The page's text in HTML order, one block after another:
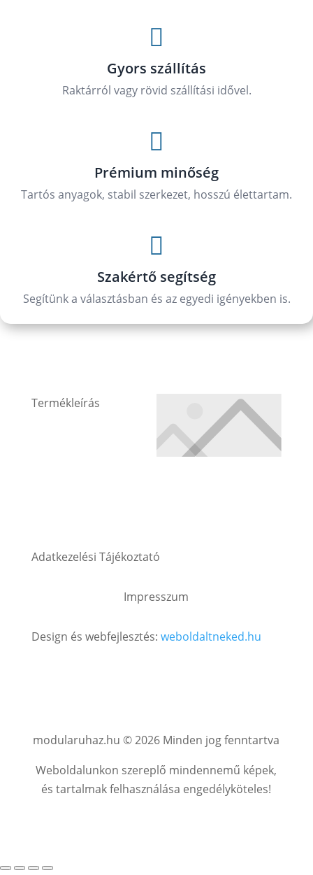

Gyors szállítás
Raktárról vagy rövid szállítási idővel.

Prémium minőség
Tartós anyagok, stabil szerkezet, hosszú élettartam.

Szakértő segítség
Segítünk a választásban és az egyedi igényekben is.
Termékleírás
Adatkezelési Tájékoztató
Impresszum
Design és webfejlesztés: weboldaltneked.hu
modularuhaz.hu © 2026 Minden jog fenntartva
Weboldalunkon szereplő mindennemű képek,
és tartalmak felhasználása engedélyköteles!